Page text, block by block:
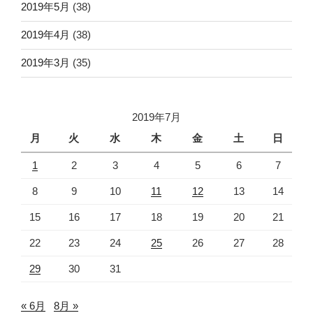
2019年5月 (38)
2019年4月 (38)
2019年3月 (35)
2019年7月
月
火 水 木 金 土 日
1 2 3 4 5 6 7
8 9 10 11 12 13 14
15 16 17 18 19 20 21
22 23 24 25 26 27 28
29 30 31
« 6月 8月 »